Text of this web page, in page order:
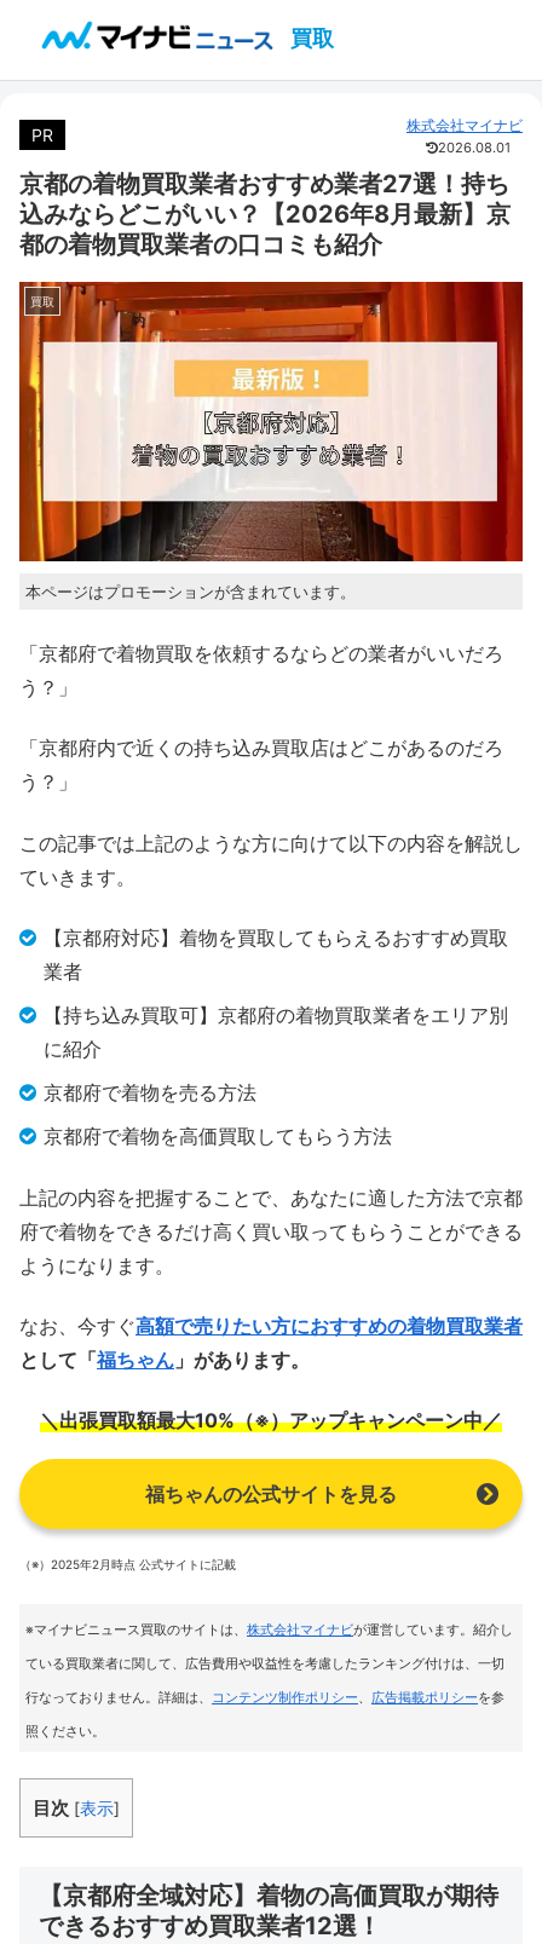
買取
PR 株式会社マイナビ
2026.08.01
京都の着物買取業者おすすめ業者27選！持ち
込みならどこがいい？【2026年8月最新】京
都の着物買取業者の口コミも紹介
買取
本ページはプロモーションが含まれています。
「京都府で着物買取を依頼するならどの業者がいいだろ
う？」
「京都府内で近くの持ち込み買取店はどこがあるのだろ
う？」
この記事では上記のような方に向けて以下の内容を解説し
ていきます。
【京都府対応】着物を買取してもらえるおすすめ買取
業者
【持ち込み買取可】京都府の着物買取業者をエリア別
に紹介
京都府で着物を売る方法
京都府で着物を高価買取してもらう方法
上記の内容を把握することで、あなたに適した方法で京都
府で着物をできるだけ高く買い取ってもらうことができる
ようになります。
なお、今すぐ高額で売りたい方におすすめの着物買取業者
として「福ちゃん 」があります。
＼出張買取額最大10%（※）アップキャンペーン中／
福ちゃんの公式サイトを見る
（※）2025年2月時点 公式サイトに記載
※マイナビニュース買取のサイトは、 株式会社マイナビが運営しています。紹介し
ている買取業者に関して、広告費用や収益性を考慮したランキング付けは、一切
行なっておりません。詳細は、 コンテンツ制作ポリシー、 広告掲載ポリシーを参
照ください。
目次 [表示]
【京都府全域対応】着物の高価買取が期待
できるおすすめ買取業者12選！